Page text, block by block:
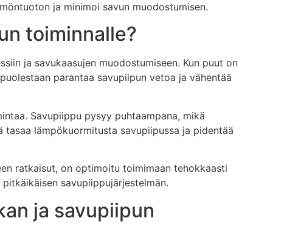
ja minimoi savun muodostumisen.
toiminnalle?
ja savukaasujen muodostumiseen. Kun puut on
parantaa savupiipun vetoa ja vähentää
Savupiippu pysyy puhtaampana, mikä
lämpökuormitusta savupiipussa ja pidentää
ratkaisut, on optimoitu toimimaan tehokkaasti
savupiippujärjestelmän.
ja savupiipun